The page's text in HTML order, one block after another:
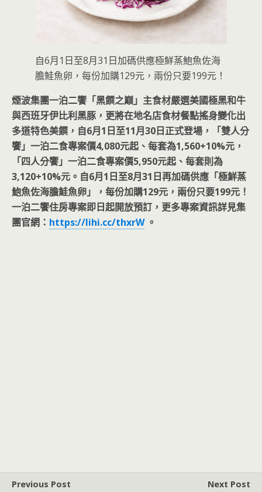
自6月1日至8月31日加碼供應極鮮蒸鮑魚佐海
膽鮭魚卵，每份加購129元，兩份只要199元！
煙波集團一泊二饗「黑饌之巔」主食材嚴選美國極黑和牛
與西班牙伊比利黑豚，更將在地名店食材餐點搖身變化出
多道特色美饌，自6月1日至11月30日正式登場，「雙人分
饗」一泊二食專案價4,080元起、每套為1,560+10%元，
「四人分饗」一泊二食專案價5,950元起、每套則為
3,120+10%元。自6月1日至8月31日再加碼供應「極鮮蒸
鮑魚佐海膽鮭魚卵」，每份加購129元，兩份只要199元！
一泊二饗住房專案即日起開放預訂，更多專案資訊詳見集
團官網： https://lihi.cc/thxrW。
Previous Post Next Post